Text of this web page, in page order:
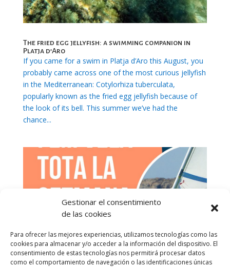
Gestionar el consentimiento
de las cookies
Para ofrecer las mejores experiencias, utilizamos tecnologías como las
cookies para almacenar y/o acceder a la información del dispositivo. El
consentimiento de estas tecnologías nos permitirá procesar datos
como el comportamiento de navegación o las identificaciones únicas
The fried egg jellyfish: a swimming companion in
Platja d’Aro
If you came for a swim in Platja d’Aro this August, you
probably came across one of the most curious jellyfish
in the Mediterranean: Cotylorhiza tuberculata,
popularly known as the fried egg jellyfish because of
the look of its bell. This summer we’ve had the
chance...